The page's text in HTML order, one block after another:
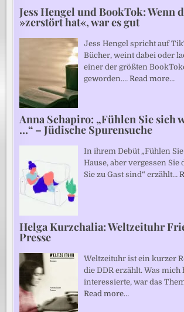
Jess Hengel und BookTok: Wenn
»zerstört hat«, war es gut
Jess Hengel spricht auf
Bücher, weint dabei oder
einer der größten
geworden.…Read more…
Anna Schapiro: „Fühlen Sie sich
…“ – Jüdische Spurensuche
In ihrem Debüt „Fühlen
Hause, aber vergessen Sie
Sie zu Gast sind“ erzählt…
Helga Kurzchalia: Weltzeituhr
Presse
Weltzeituhr ist ein kurzer
die DDR erzählt. Was
interessierte, war das
Read more…